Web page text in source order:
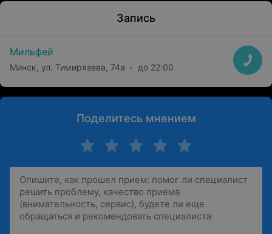
Запись
Мильфей
Минск, ул. Тимирязева, 74а до 22:00
Поделитесь мнением